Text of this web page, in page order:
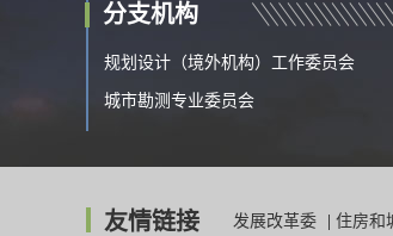
分支机构
规划设计（境外机构）工作委员会
城市勘测专业委员会
友情链接 发展改革委 住房和